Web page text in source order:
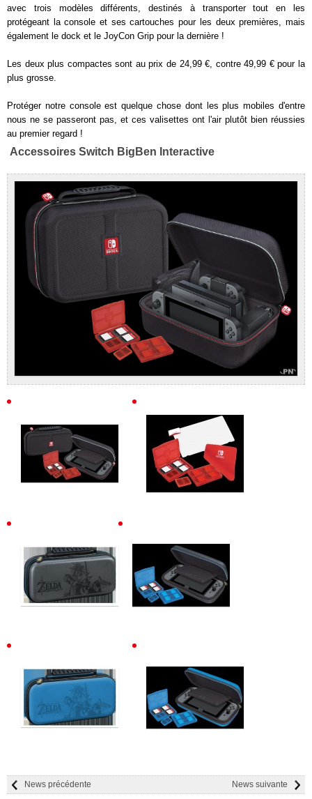
avec trois modèles différents, destinés à transporter tout en les
protégeant la console et ses cartouches pour les deux premières, mais
également le dock et le JoyCon Grip pour la dernière !
Les deux plus compactes sont au prix de 24,99 €, contre 49,99 € pour la
plus grosse.
Protéger notre console est quelque chose dont les plus mobiles d'entre
nous ne se passeront pas, et ces valisettes ont l'air plutôt bien réussies
au premier regard !
Accessoires Switch BigBen Interactive
News suivante
News précédente